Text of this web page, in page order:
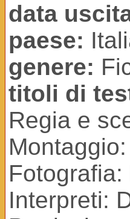
data
paese:
genere:
titoli di
Regia e
Fotografia:
Interpreti: